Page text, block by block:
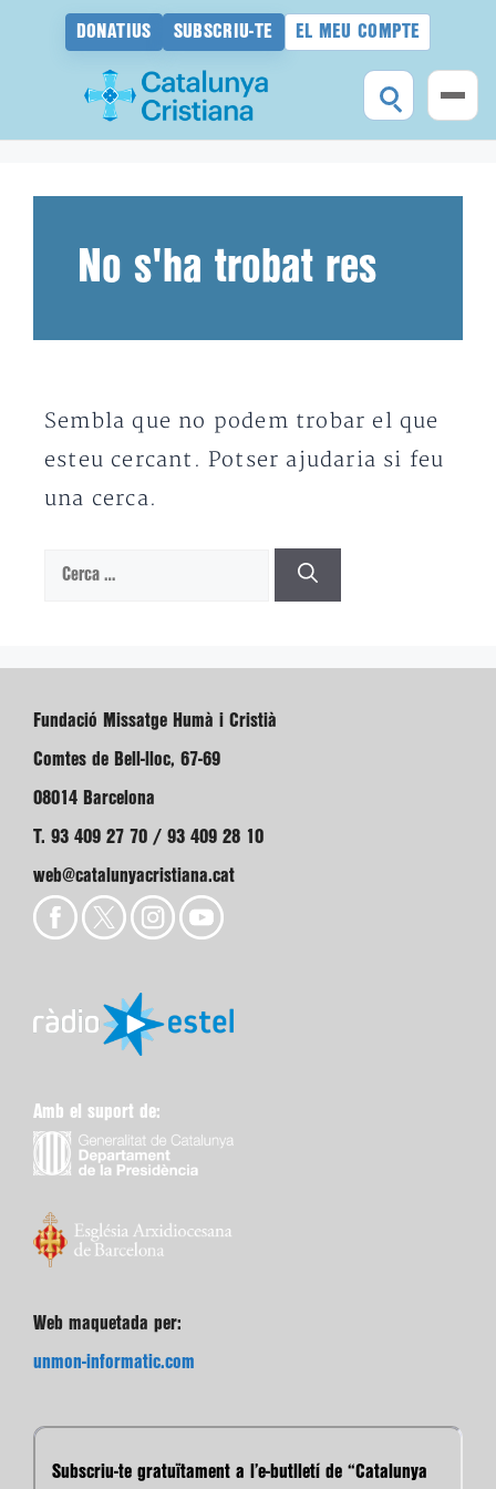
DONATIUS SUBSCRIU-TE EL MEU COMPTE
No s'ha trobat res
Sembla que no podem trobar el que
esteu cercant. Potser ajudaria si feu
una cerca.
Cerca:
Fundació Missatge Humà i Cristià
Comtes de Bell-lloc, 67-69
08014 Barcelona
T. 93 409 27 70 / 93 409 28 10
web@catalunyacristiana.cat
Amb el suport de:
Web maquetada per:
unmon-informatic.com
Subscriu-te gratuïtament a l’e-butlletí de “Catalunya